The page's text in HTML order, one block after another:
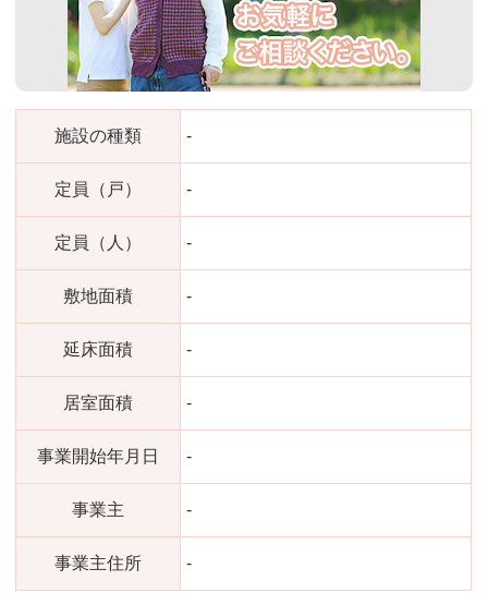
施設の種類 -
定員（戸） -
定員（人） -
敷地面積 -
延床面積 -
居室面積 -
事業開始年月日 -
事業主 -
事業主住所 -